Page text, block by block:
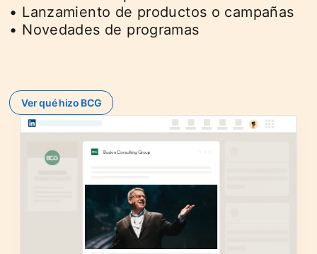
• Lanzamiento de productos o campañas
• Novedades de programas
Ver qué hizo BCGopens in a new tab